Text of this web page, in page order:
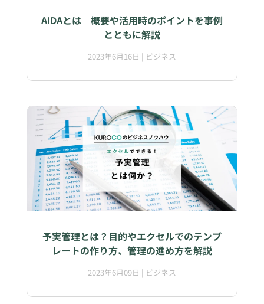
AIDAとは 概要や活用時のポイントを事例
とともに解説
2023年6月16日 | ビジネス
予実管理とは？目的やエクセルでのテンプ
レートの作り方、管理の進め方を解説
2023年6月09日 | ビジネス